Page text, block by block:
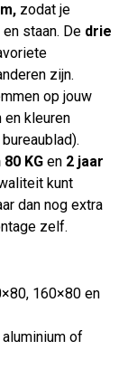
zodat je
staan. De drie
zijn.
op jouw
en kleuren
KG en 2 jaar
kunt
dan nog extra
zelf.
160×80 en
of